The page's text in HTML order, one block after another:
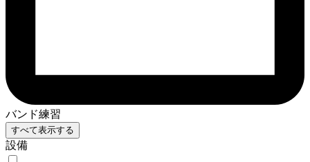
バンド練習
すべて表示する
設備